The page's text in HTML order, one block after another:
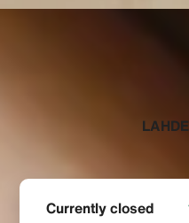
Currently closed